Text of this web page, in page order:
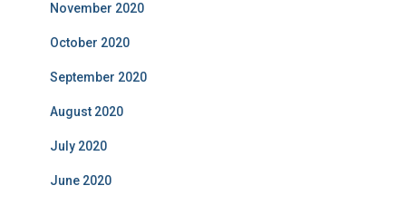
November 2020
October 2020
September 2020
August 2020
July 2020
June 2020